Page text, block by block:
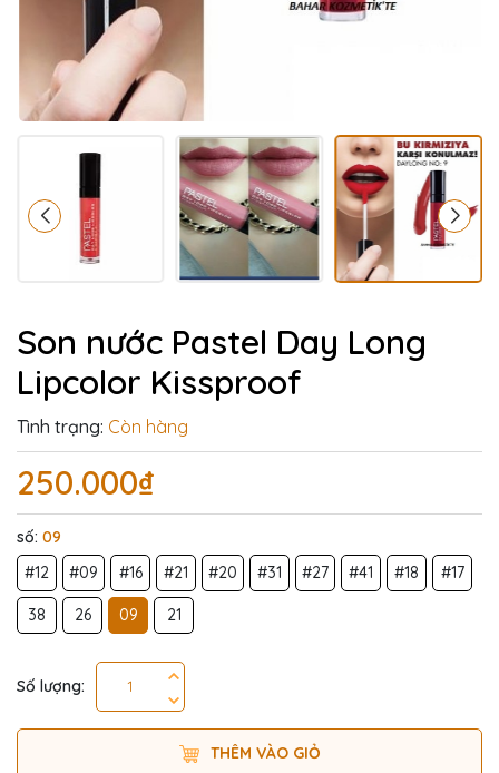
Son nước Pastel Day Long
Lipcolor Kissproof
Tình trạng: Còn hàng
250.000₫
số: 09
#12
#09 #16 #21 #20 #31 #27 #41 #18 #17
38 26 09 21
Số lượng:
THÊM VÀO GIỎ